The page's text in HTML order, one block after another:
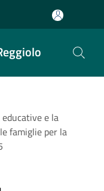
e la
famiglie per la